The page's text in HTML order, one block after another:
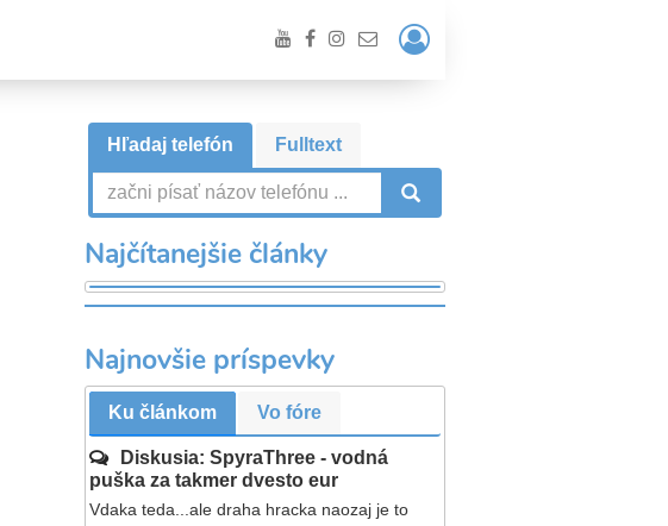
Prihlásiť
/
Registrácia
Hľadaj telefón Fulltext
Najčítanejšie články
Najnovšie príspevky
Ku článkom Vo fóre
Diskusia: SpyraThree - vodná
puška za takmer dvesto eur
Vdaka teda...ale draha hracka naozaj je to